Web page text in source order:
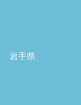
岩手県